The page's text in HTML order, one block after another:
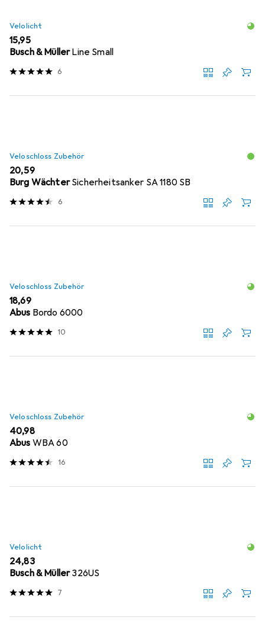
Velolicht
EUR
15,95
Busch & MüllerLine Small
6
Veloschloss Zubehör
EUR
20,59
Burg Wächter Sicherheitsanker SA 1180 SB
6
Veloschloss Zubehör
EUR
18,69
Abus Bordo 6000
10
Veloschloss Zubehör
EUR
40,98
Abus WBA 60
16
Velolicht
EUR
24,83
Busch & Müller326US
7